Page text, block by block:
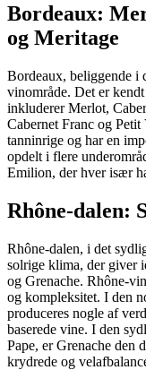
Bordeaux:
og Meritage
Bordeaux, beliggende i
vinområde. Det er
inkluderer Merlot,
Cabernet Franc og
tanninrige og har en
opdelt i flere
Emilion, der hver især
Rhône-dalen:
Rhône-dalen, i det
solrige klima, der giver
og Grenache. Rhône-
og kompleksitet. I den
produceres nogle af
baserede vine. I den
Pape, er Grenache den
krydrede og